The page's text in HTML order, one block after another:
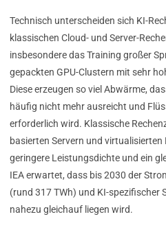
Technisch unterscheiden sich KI-
klassischen Cloud- und Server-
insbesondere das Training großer
gepackten GPU-Clustern mit sehr
Diese erzeugen so viel Abwärme,
häufig nicht mehr ausreicht und
erforderlich wird. Klassische
basierten Servern und
geringere Leistungsdichte und ein
IEA erwartet, dass bis 2030 der
(rund 317 TWh) und KI-spezifischer
nahezu gleichauf liegen wird.